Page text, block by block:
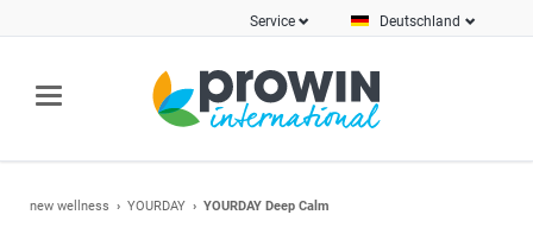
Deutschland
Service
new wellness YOURDAY YOURDAY Deep Calm